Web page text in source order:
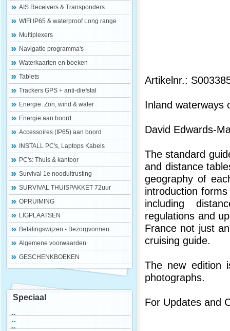
AIS Receivers & Transponders
WIFI IP65 & waterproof Long range
Multiplexers
Navigatie programma's
Waterkaarten en boeken
Tablets
Trackers GPS + anti-diefstal
Energie: Zon, wind & water
Energie aan boord
Accessoires (IP65) aan boord
INSTALL PC's, Laptops Kabels
PC's: Thuis & kantoor
Survival 1e nooduitrusting
SURVIVAL THUISPAKKET 72uur
OPRUIMING
LIGPLAATSEN
Betalingswijzen - Bezorgvormen
Algemene voorwaarden
GESCHENKBOEKEN
Speciaal
Artikelnr.:
Inland waterways
David Edwards-
The standard
and distance
geography of
introduction
including
regulations and
France not just
cruising guide.
The new edition
photographs.
For Updates and